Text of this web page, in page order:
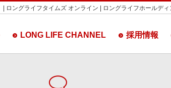
ロングライフタイムズ オンライン | ロングライフホールデ
LONG LIFE CHANNEL 採用情報